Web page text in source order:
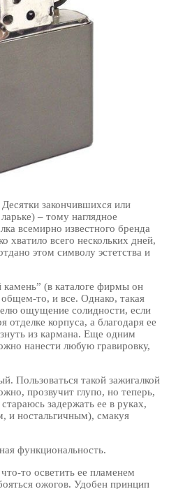
закончившихся или
– тому наглядное
всемирно известного бренда
всего нескольких дней,
этом символу эстетства и
камень” (в каталоге фирмы он
то, и все. Однако, такая
ощущение солидности, если
отделке корпуса, а благодаря ее
из кармана. Еще одним
нанести любую гравировку,
Пользоваться такой зажигалкой
прозвучит глупо, но теперь,
задержать ее в руках,
и ностальгичным), смакуя
функциональность.
то осветить ее пламенем
ожогов. Удобен принцип